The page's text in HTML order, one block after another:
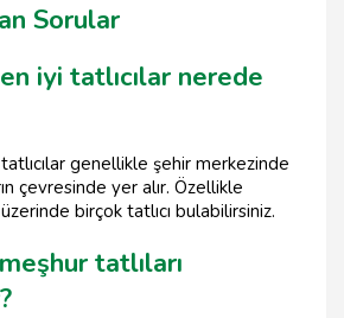
Sorular
iyi tatlıcılar nerede
genellikle şehir merkezinde
çevresinde yer alır. Özellikle
birçok tatlıcı bulabilirsiniz.
tatlıları